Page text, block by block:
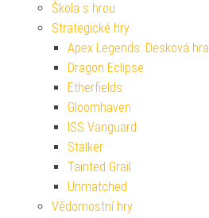
Škola s hrou
Strategické hry
Apex Legends: Desková hra
Dragon Eclipse
Etherfields
Gloomhaven
ISS Vanguard
Stalker
Tainted Grail
Unmatched
Vědomostní hry